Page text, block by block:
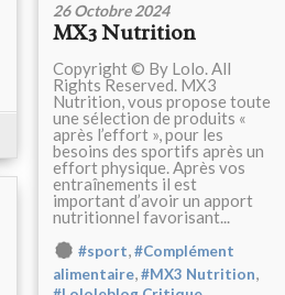
26 Octobre 2024
MX3 Nutrition
Copyright © By Lolo. All
Rights Reserved. MX3
Nutrition, vous propose toute
une sélection de produits «
après l’effort », pour les
besoins des sportifs après un
effort physique. Après vos
entraînements il est
important d’avoir un apport
nutritionnel favorisant...
#sport,#Complément
alimentaire,#MX3 Nutrition,